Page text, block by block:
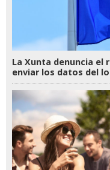
La Xunta denuncia el
enviar los datos del